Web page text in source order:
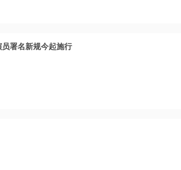
署名新规今起施行